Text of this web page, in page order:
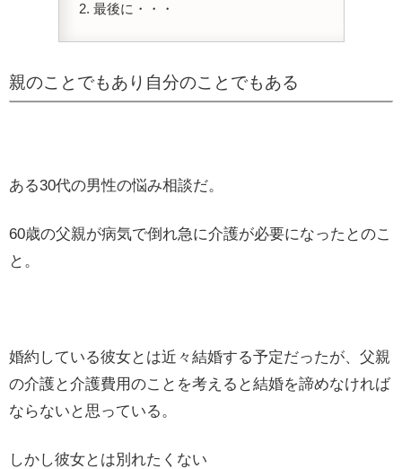
最後に・・・
親のことでもあり自分のことでもある
ある30代の男性の悩み相談だ。
60歳の父親が病気で倒れ急に介護が必要になったとのこ
と。
婚約している彼女とは近々結婚する予定だったが、父親
の介護と介護費用のことを考えると結婚を諦めなければ
ならないと思っている。
しかし彼女とは別れたくない